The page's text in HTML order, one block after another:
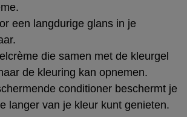
een langdurige glans in je
die samen met de kleurgel
de kleuring kan opnemen.
conditioner beschermt je
langer van je kleur kunt genieten.